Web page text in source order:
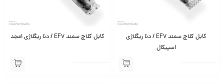
کابل کلاچ سمند EF7 / دنا ریگلاژی
اسپیکال
کابل کلاچ سمند EF7 / دنا ریگلاژی امجد